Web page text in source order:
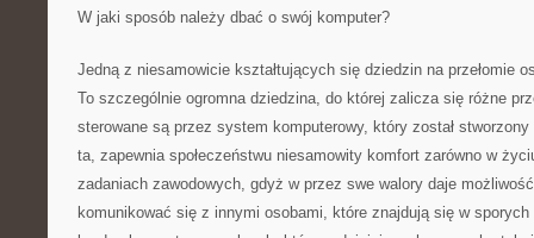
W jaki sposób należy dbać o swój komputer?
Jedną z niesamowicie kształtujących się dziedzin na przełomie
To szczególnie ogromna dziedzina, do której zalicza się różne
sterowane są przez system komputerowy, który został
ta, zapewnia społeczeństwu niesamowity komfort zarówno w
zadaniach zawodowych, gdyż w przez swe walory daje
komunikować się z innymi osobami, które znajdują się w sporych